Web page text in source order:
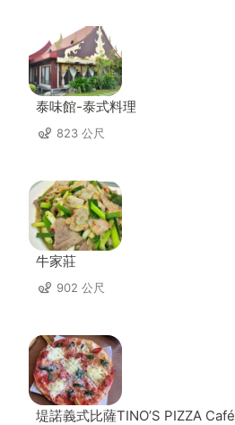
泰味館-泰式料理
823 公尺
牛家莊
902 公尺
堤諾義式比薩TINO’S PIZZA Café